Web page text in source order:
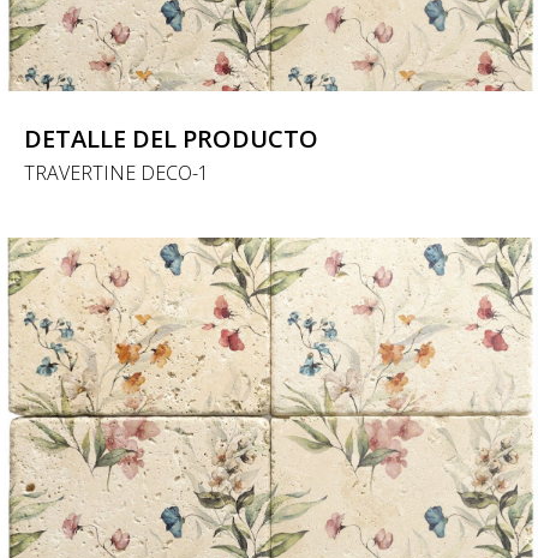
DETALLE DEL PRODUCTO
TRAVERTINE DECO-1